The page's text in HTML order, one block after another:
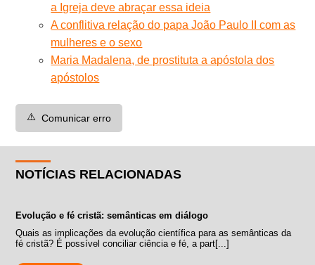
a Igreja deve abraçar essa ideia
A conflitiva relação do papa João Paulo II com as
mulheres e o sexo
Maria Madalena, de prostituta a apóstola dos
apóstolos
⚠️ Comunicar erro
NOTÍCIAS RELACIONADAS
Evolução e fé cristã: semânticas em diálogo
Quais as implicações da evolução científica para as semânticas da
fé cristã? É possível conciliar ciência e fé, a part[...]